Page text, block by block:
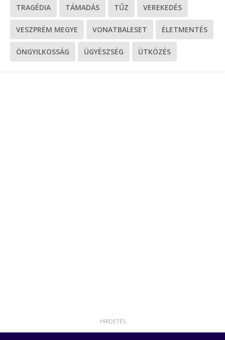
TRAGÉDIA TÁMADÁS TŰZ VEREKEDÉS
VESZPRÉM MEGYE VONATBALESET ÉLETMENTÉS
ÖNGYILKOSSÁG ÜGYÉSZSÉG ÜTKÖZÉS